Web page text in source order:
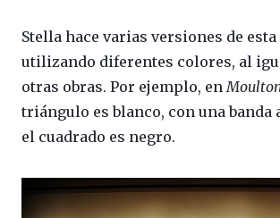
Stella hace varias versiones de esta
utilizando diferentes colores, al
otras obras. Por ejemplo, en
triángulo es blanco, con una banda
el cuadrado es negro.